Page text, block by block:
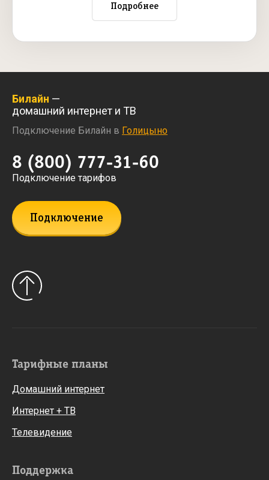
Подробнее
Билайн —
домашний интернет и ТВ
Подключение Билайн в Голицыно
8 (800) 777-31-60
Подключение тарифов
Подключение
Тарифные планы
Домашний интернет
Интернет + ТВ
Телевидение
Поддержка